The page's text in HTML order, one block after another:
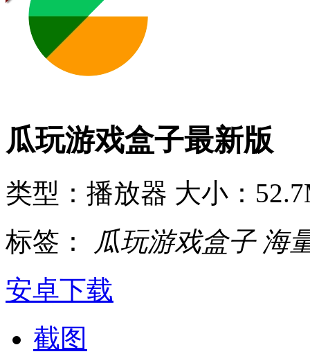
瓜玩游戏盒子最新版
类型：播放器 大小：
标签：
瓜玩游戏盒子 海
安卓下载
截图